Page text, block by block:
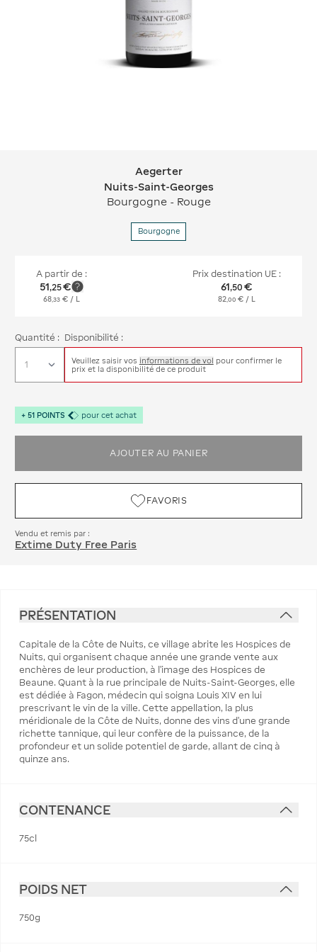
Aegerter Nuits-Saint-Georges
Aegerter
Nuits-Saint-Georges
Bourgogne - Rouge
Bourgogne
A partir de :
51,25€
68 ,33 € / L
Prix destination UE :
61,50 €
82, 00 € / L
Quantité : Disponibilité :
Veuillez saisir vos informations de vol pour confirmer le
prix et la disponibilité de ce produit
+ 51 POINTS pour cet achat
AJOUTER AU PANIER
FAVORIS
Vendu et remis par :
Extime Duty Free Paris
PRÉSENTATION
Capitale de la Côte de Nuits, ce village abrite les Hospices de
Nuits, qui organisent chaque année une grande vente aux
enchères de leur production, à l'image des Hospices de
Beaune. Quant à la rue principale de Nuits-Saint-Georges, elle
est dédiée à Fagon, médecin qui soigna Louis XIV en lui
prescrivant le vin de la ville. Cette appellation, la plus
méridionale de la Côte de Nuits, donne des vins d'une grande
richette tannique, qui leur confère de la puissance, de la
profondeur et un solide potentiel de garde, allant de cinq à
quinze ans.
CONTENANCE
75cl
POIDS NET
750g